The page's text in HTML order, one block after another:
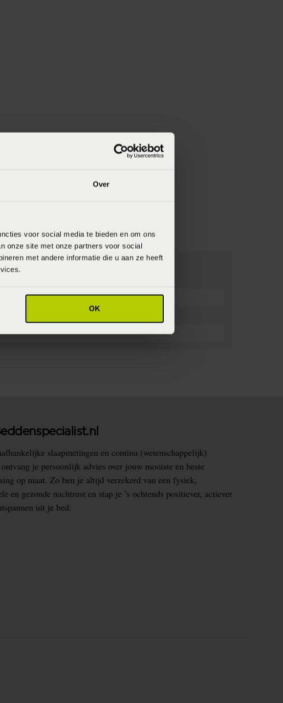
Over
voor social media te bieden en om ons
onze site met onze partners voor social
met andere informatie die u aan ze heeft
OK
slaapmetingen en continu (wetenschappelijk)
je persoonlijk advies over jouw mooiste en beste
op maat. Zo ben je altijd verzekerd van een fysiek,
en gezonde nachtrust en stap je ’s ochtends positiever, actiever
uit je bed.